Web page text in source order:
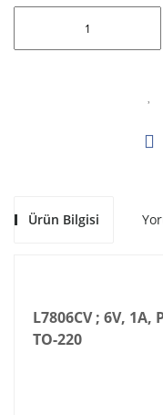
Ürün Bilgisi
L7806CV ; 6V,
TO-220